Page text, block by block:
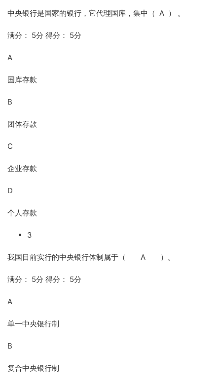
中央银行是国家的银行，它代理国库，集中（ A ） 。
满分： 5分 得分： 5分
A
国库存款
B
团体存款
C
企业存款
D
个人存款
3
我国目前实行的中央银行体制属于（ A ）。
满分： 5分 得分： 5分
A
单一中央银行制
B
复合中央银行制